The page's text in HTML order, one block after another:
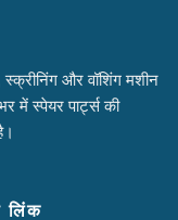
और वॉशिंग मशीन
में स्पेयर पार्ट्स की
लिंक